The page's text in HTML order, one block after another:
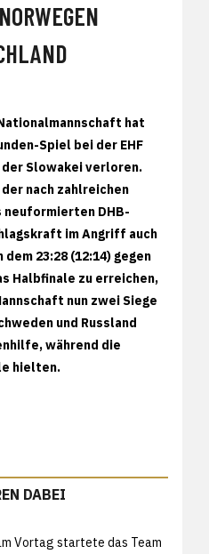
hat
Spiel bei der EHF
der Slowakei verloren.
nach zahlreichen
DHB-
im Angriff auch
dem 23:28 (12:14) gegen
Halbfinale zu erreichen,
nun zwei Siege
und Russland
während die
hielten.
DABEI
Vortag startete das Team